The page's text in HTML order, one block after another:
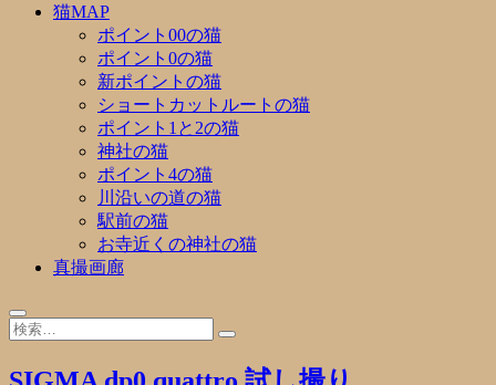
猫MAP
ポイント00の猫
ポイント0の猫
新ポイントの猫
ショートカットルートの猫
ポイント1と2の猫
神社の猫
ポイント4の猫
川沿いの道の猫
駅前の猫
お寺近くの神社の猫
真撮画廊